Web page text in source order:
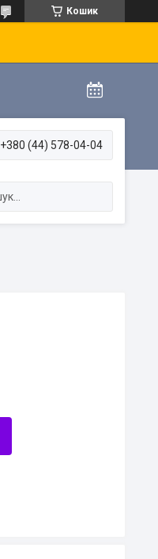
Кошик
+380 (44) 578-04-04